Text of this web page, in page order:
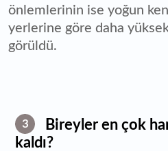
önlemlerinin ise yoğun
yerlerine göre daha
görüldü.
3
Bireyler en çok
kaldı?